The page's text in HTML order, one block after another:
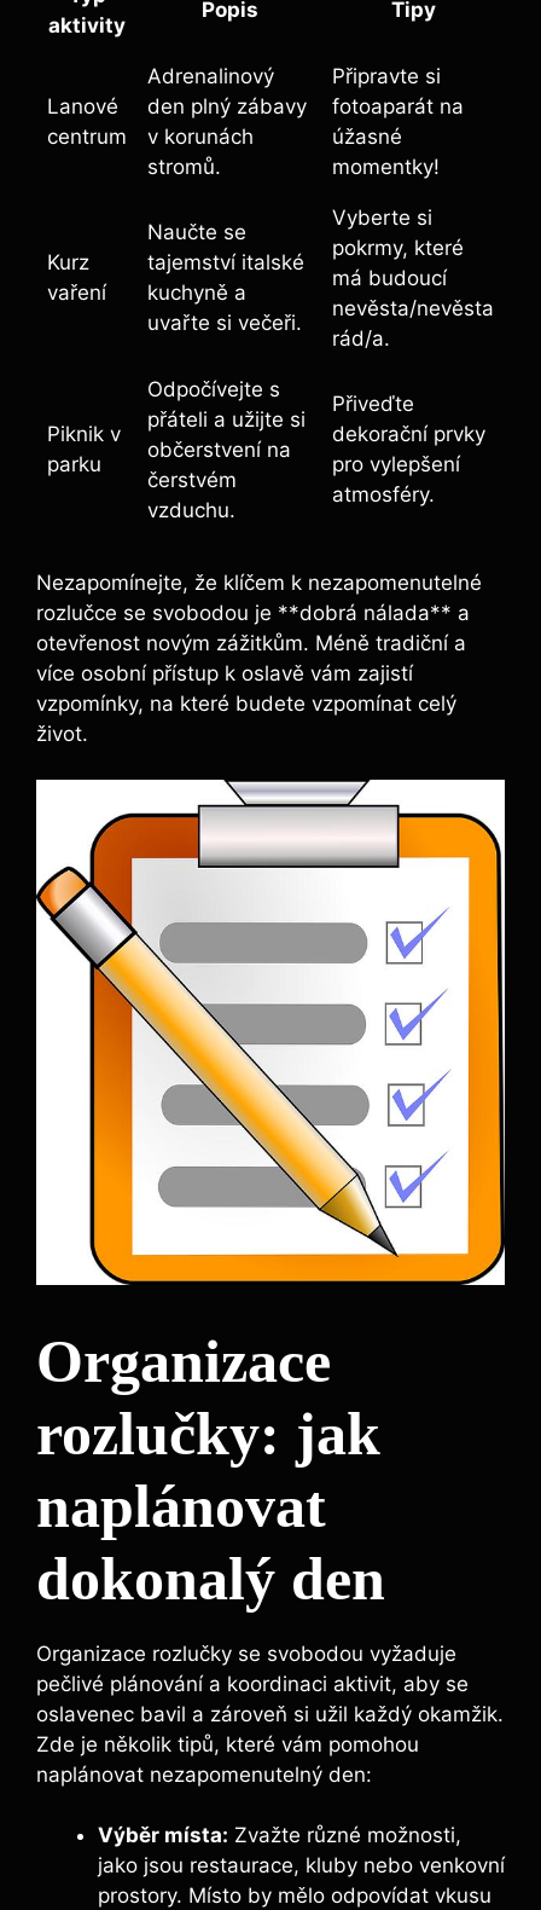
aktivity
Popis Tipy
Lanové
centrum
Adrenalinový
den plný zábavy
v korunách
stromů.
Připravte si
fotoaparát na
úžasné
momentky!
Kurz
vaření
Naučte se
tajemství italské
kuchyně a
uvařte si večeři.
Vyberte si
pokrmy, které
má budoucí
nevěsta/nevěsta
rád/a.
Piknik v
parku
Odpočívejte s
přáteli a užijte si
občerstvení na
čerstvém
vzduchu.
Přiveďte
dekorační prvky
pro vylepšení
atmosféry.
Nezapomínejte, že klíčem k nezapomenutelné
rozlučce se svobodou je **dobrá nálada** a
otevřenost novým zážitkům. Méně tradiční a
více osobní přístup k oslavě vám zajistí
vzpomínky, na které budete vzpomínat celý
život.
Organizace
rozlučky: jak
naplánovat
dokonalý den
Organizace rozlučky se svobodou vyžaduje
pečlivé plánování a koordinaci aktivit, aby se
oslavenec bavil a zároveň si užil každý okamžik.
Zde je několik tipů, které vám pomohou
naplánovat nezapomenutelný den:
Výběr místa: Zvažte různé možnosti,
jako jsou restaurace, kluby nebo venkovní
prostory. Místo by mělo odpovídat vkusu